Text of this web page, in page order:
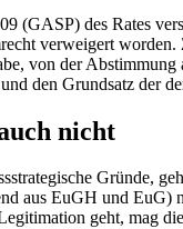
(GASP) des Rates
verweigert
von der Abstimmung
den Grundsatz der
nicht
Gründe,
aus EuGH und EuG)
geht, mag